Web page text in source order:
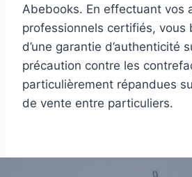
Abebooks. En effectuant vos
professionnels certifiés, vous
d’une garantie d’authenticité
précaution contre les
particulièrement répandues
de vente entre particuliers.